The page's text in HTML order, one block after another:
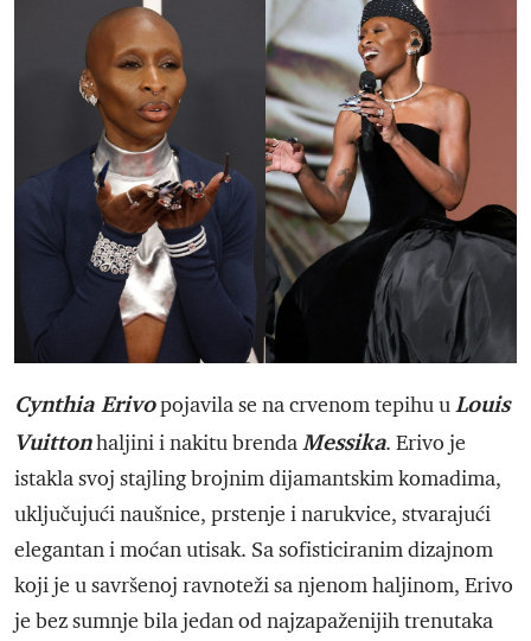
Cynthia Erivopojavila se na crvenom tepihu u Louis
Vuittonhaljini i nakitu brenda Messika. Erivo je
istakla svoj stajling brojnim dijamantskim komadima,
uključujući naušnice, prstenje i narukvice, stvarajući
elegantan i moćan utisak. Sa sofisticiranim dizajnom
koji je u savršenoj ravnoteži sa njenom haljinom, Erivo
je bez sumnje bila jedan od najzapaženijih trenutaka